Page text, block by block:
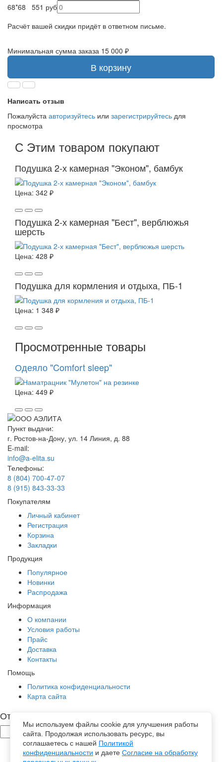
68*68
551 руб
Расчёт вашей скидки придёт в ответном письме.
Минимальная сумма заказа 15 000 ₽
В корзину
Написать отзыв
Пожалуйста авторизуйтесь или зарегистрируйтесь для
просмотра
С Этим товаром покупают
Подушка 2-х камерная "Эконом", бамбук
Цена: 342 ₽
Подушка 2-х камерная "Бест", верблюжья
шерсть
Цена: 428 ₽
Подушка для кормления и отдыха, ПБ-1
Цена: 1 348 ₽
Просмотренные товары
Одеяло "Comfort sleep"
Цена: 449 ₽
Пункт выдачи:
г. Ростов-на-Дону, ул. 14 Линия, д. 88
E-mail:
info@a-elita.su
Телефоны:
8 (804) 700-47-07
8 (915) 843-33-33
Покупателям
Личный кабинет
Регистрация
Корзина
Закладки
Продукция
Популярное
Новинки
Распродажа
Информация
О компании
Условия работы
Прайс
Доставка
Контакты
Помощь
Политика конфиденциальности
Карта сайта
Отправить заявку
Мы используем файлы cookie для улучшения работы
сайта. Продолжая использовать ресурс, вы
соглашаетесь с нашей Политикой
конфиденциальности и даете Согласие на обработку